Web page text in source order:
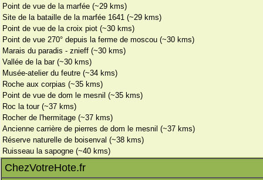
Point de vue de la marfée (~29 kms)
Site de la bataille de la marfée 1641 (~29 kms)
Point de vue de la croix piot (~30 kms)
Point de vue 270° depuis la ferme de moscou (~30 kms)
Marais du paradis - znieff (~30 kms)
Vallée de la bar (~30 kms)
Musée-atelier du feutre (~34 kms)
Roche aux corpias (~35 kms)
Point de vue de dom le mesnil (~35 kms)
Roc la tour (~37 kms)
Rocher de l'hermitage (~37 kms)
Ancienne carrière de pierres de dom le mesnil (~37 kms)
Réserve naturelle de boisenval (~38 kms)
Ruisseau la sapogne (~40 kms)
ChezVotreHote.fr